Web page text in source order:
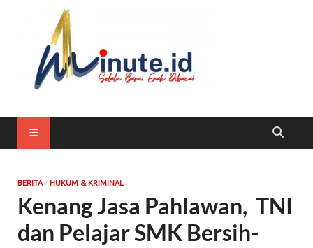
BERITA/ HUKUM & KRIMINAL
Kenang Jasa Pahlawan, TNI
dan Pelajar SMK Bersih-